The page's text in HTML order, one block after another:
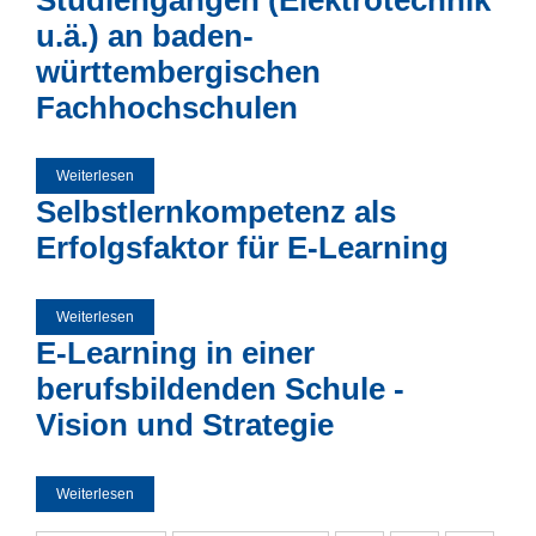
u.ä.) an baden-
württembergischen
Fachhochschulen
Weiterlesen
Studiengängen (Elektrotechnik u.ä.) an baden-
württembergischen Fachhochschulen
Selbstlernkompetenz als
Erfolgsfaktor für E-Learning
Weiterlesen
E-Learning in einer
berufsbildenden Schule -
Vision und Strategie
Weiterlesen
und Strategie